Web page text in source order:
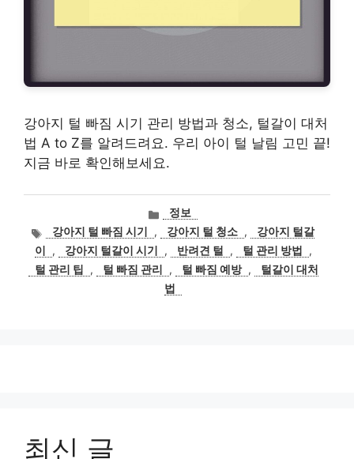
강아지 털 빠짐 시기 관리 방법과 청소, 털갈이 대처
법 A to Z를 알려드려요. 우리 아이 털 날림 고민 끝!
지금 바로 확인해보세요.
카
테
고
리
정보
태강아지 털 빠짐 시기 , 강아지 털 청소 ,
강아지 털갈
이
, 강아지 털갈이 시기 , 반려견 털 , 털 관리 방법
,
털 관리 팁
, 털 빠짐 관리 , 털 빠짐 예방 ,
털갈이 대처
법
최신 글